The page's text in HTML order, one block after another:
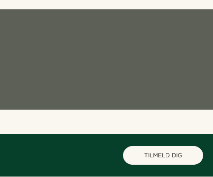
TILMELD DIG